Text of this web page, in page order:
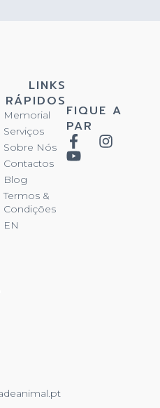
LINKS
RÁPIDOS
Memorial
Serviços
Sobre Nós
Contactos
Blog
Termos &
Condições
EN
FIQUE A
PAR